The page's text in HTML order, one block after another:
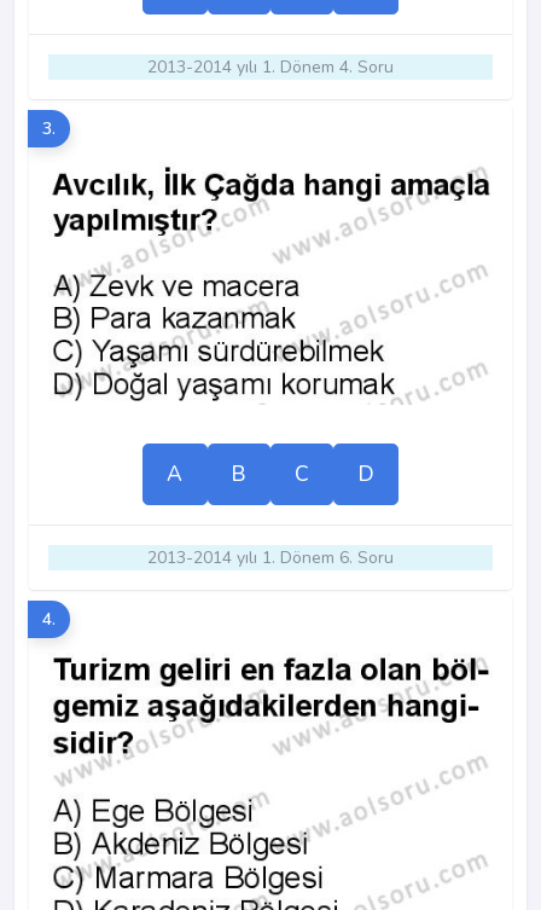
2013-2014 yılı 1. Dönem 4. Soru
3.
A B C D
2013-2014 yılı 1. Dönem 6. Soru
4.